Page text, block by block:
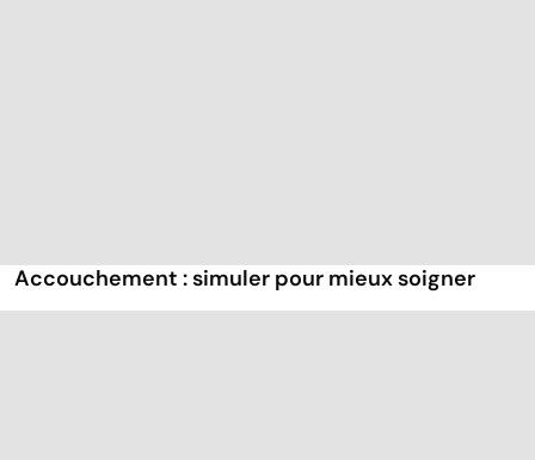
Accouchement : simuler pour mieux soigner